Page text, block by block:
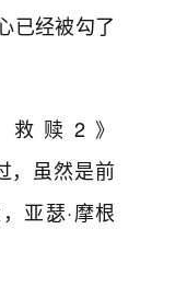
已经被勾了
赎2》
，虽然是前
亚瑟·摩根